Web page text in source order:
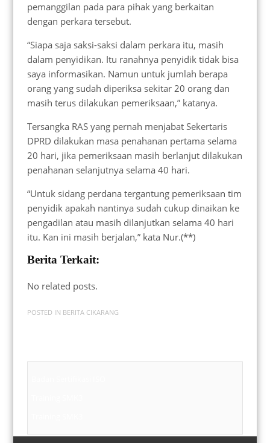
pemanggilan pada para pihak yang berkaitan
dengan perkara tersebut.
“Siapa saja saksi-saksi dalam perkara itu, masih
dalam penyidikan. Itu ranahnya penyidik tidak bisa
saya informasikan. Namun untuk jumlah berapa
orang yang sudah diperiksa sekitar 20 orang dan
masih terus dilakukan pemeriksaan,” katanya.
Tersangka RAS yang pernah menjabat Sekertaris
DPRD dilakukan masa penahanan pertama selama
20 hari, jika pemeriksaan masih berlanjut dilakukan
penahanan selanjutnya selama 40 hari.
“Untuk sidang perdana tergantung pemeriksaan tim
penyidik apakah nantinya sudah cukup dinaikan ke
pengadilan atau masih dilanjutkan selama 40 hari
itu. Kan ini masih berjalan,” kata Nur.(**)
Berita Terkait:
No related posts.
POSTED IN BERITA CIKARANG